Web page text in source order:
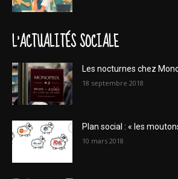
L'ACTUALITÉS SOCIALE
Les nocturnes chez
18 septembre 2018
Plan social : « les
10 mars 2018